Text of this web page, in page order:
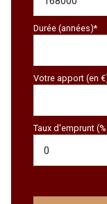
Durée (années)*
Votre apport (en
Taux d'emprunt